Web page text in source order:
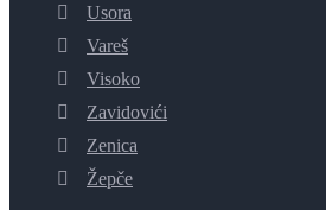
Usora
Vareš
Visoko
Zavidovići
Zenica
Žepče